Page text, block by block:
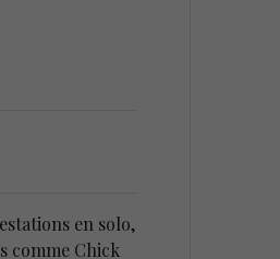
en solo,
comme Chick